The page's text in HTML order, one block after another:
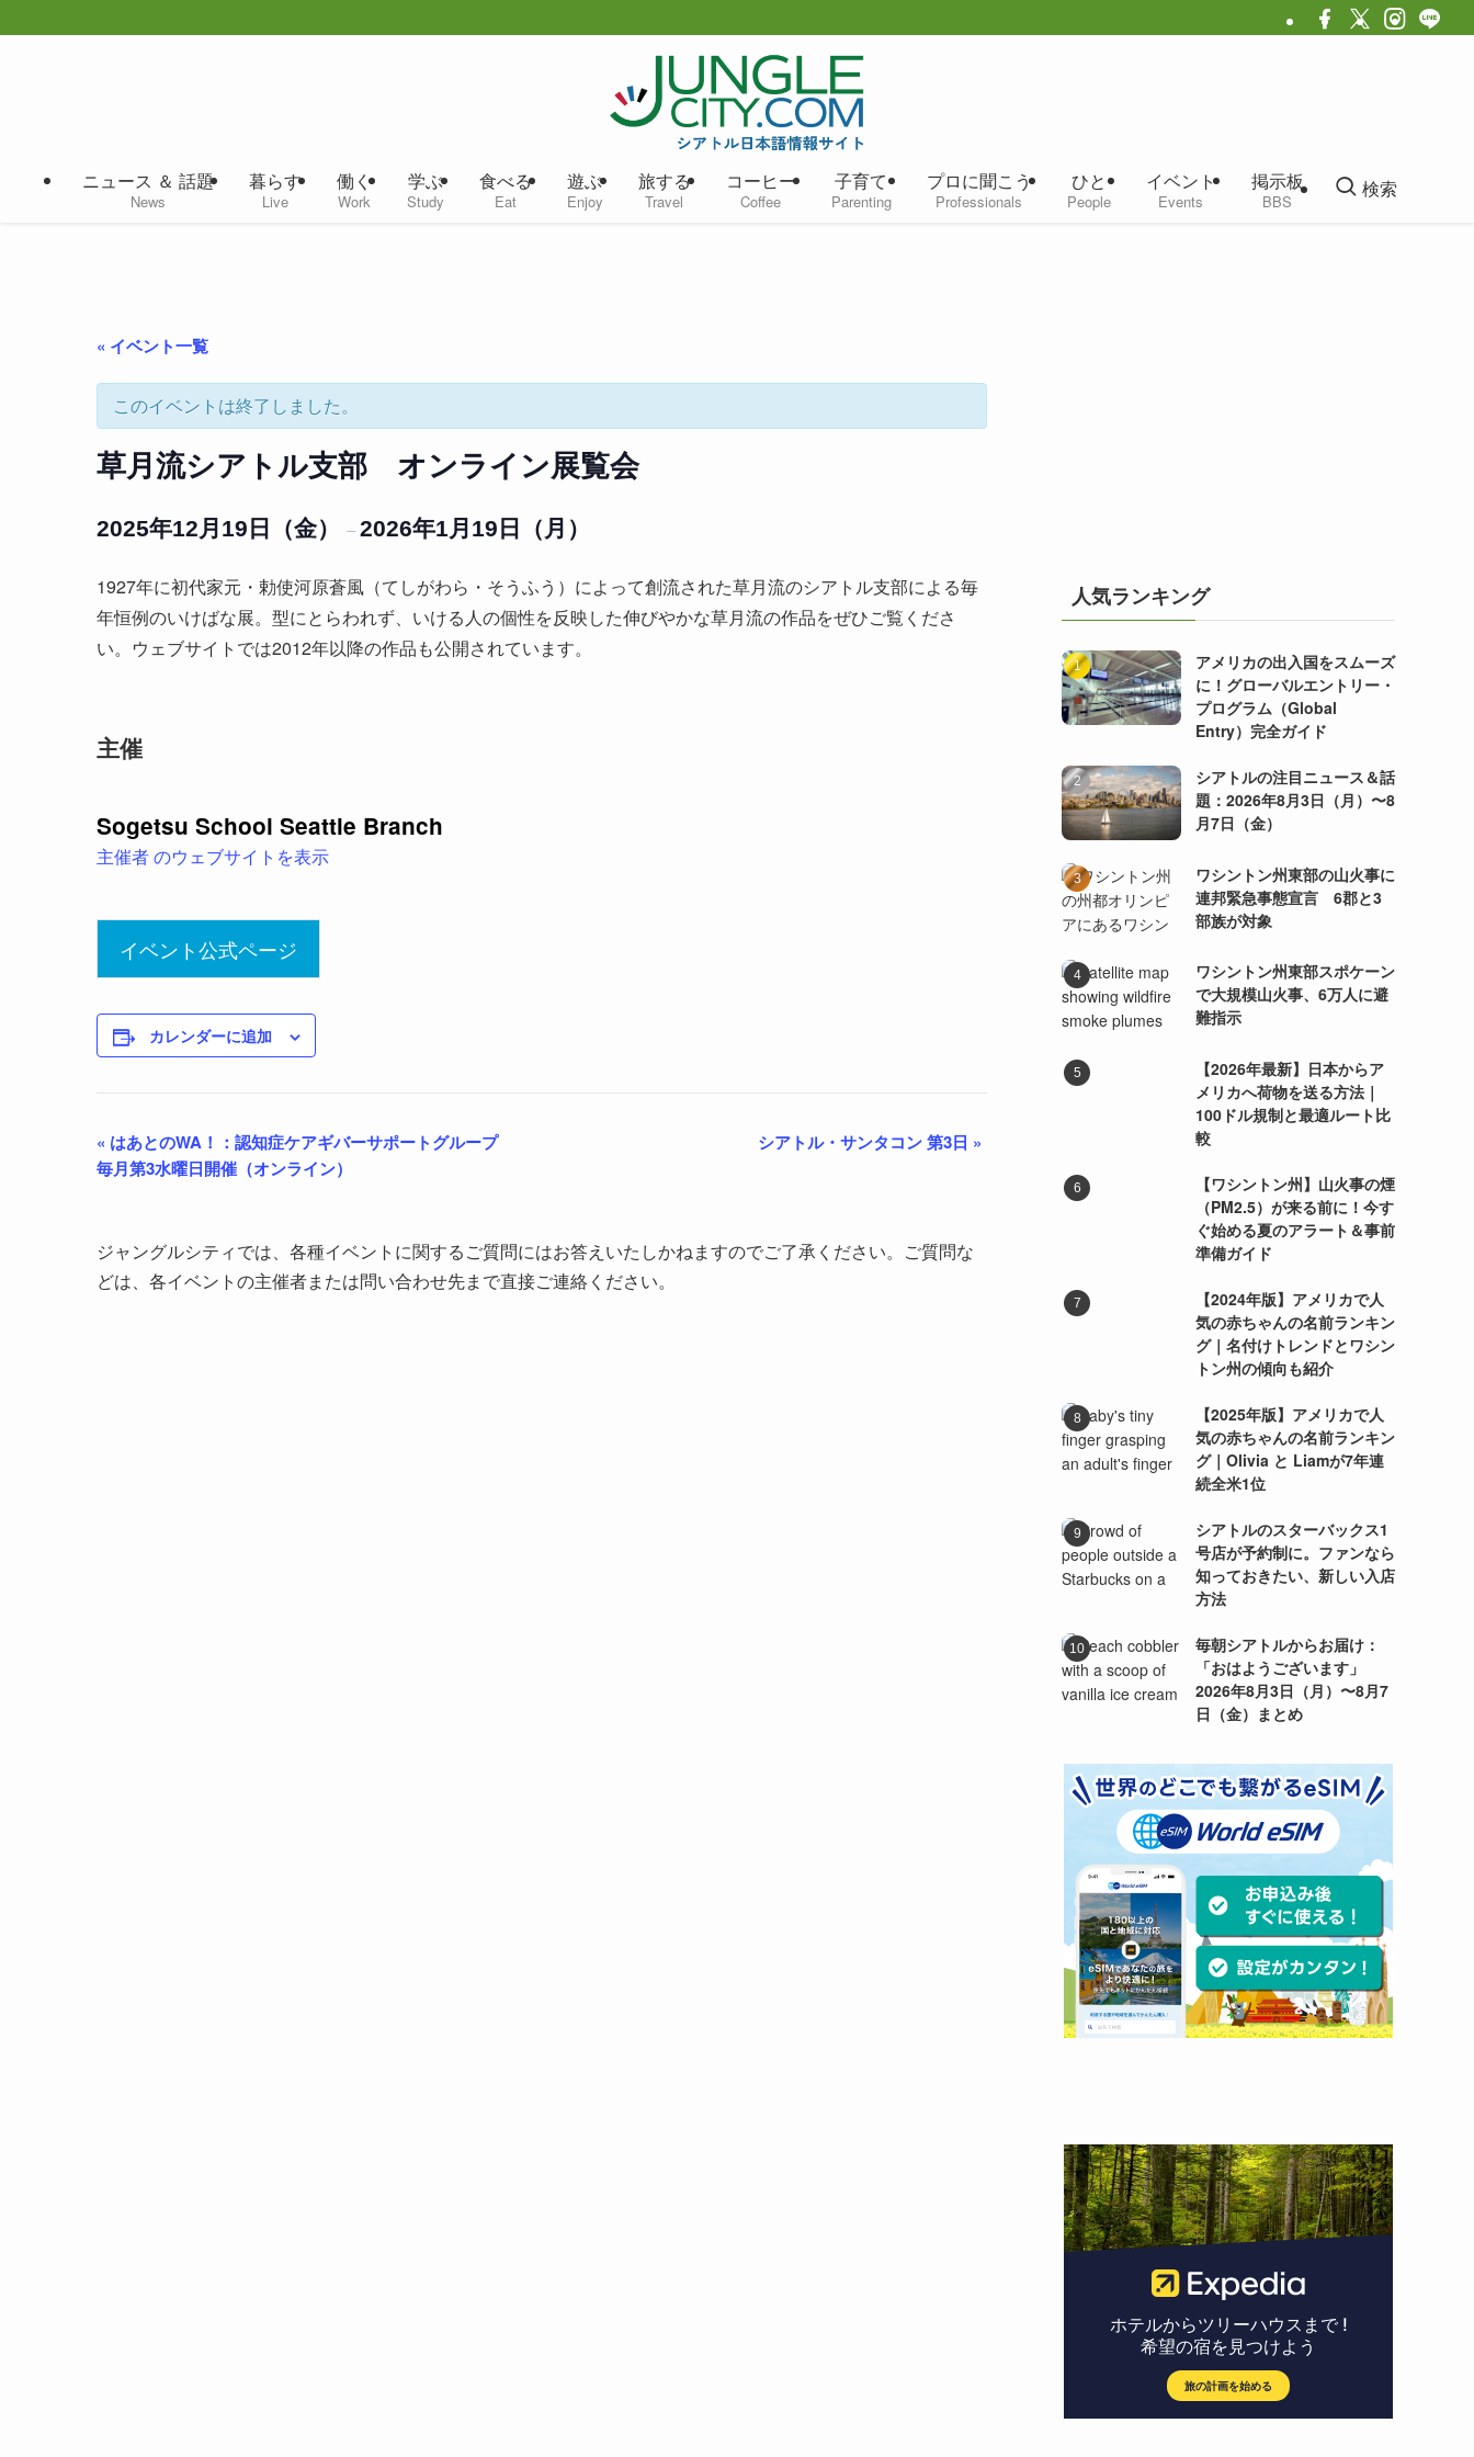
ニュース ＆ 話題
News
暮らす
Live
働く
Work
学ぶ
Study
食べる
Eat
遊ぶ
Enjoy
旅する
Travel
コーヒー
Coffee
子育て
Parenting
プロに聞こう
Professionals
ひと
People
イベント
Events
掲示板
BBS
検索
« イベント一覧
このイベントは終了しました。
草月流シアトル支部 オンライン展覧会
2025年12月19日（金） – 2026年1月19日（月）
1927年に初代家元・勅使河原蒼風（てしがわら・そうふう）によって創流された草月流のシアトル支部による毎
年恒例のいけばな展。型にとらわれず、いける人の個性を反映した伸びやかな草月流の作品をぜひご覧くださ
い。ウェブサイトでは2012年以降の作品も公開されています。
主催
Sogetsu School Seattle Branch
主催者 のウェブサイトを表示
イベント公式ページ
カレンダーに追加
« はあとのWA！：認知症ケアギバーサポートグループ
毎月第3水曜日開催（オンライン）
シアトル・サンタコン 第3日 »
ジャングルシティでは、各種イベントに関するご質問にはお答えいたしかねますのでご了承ください。ご質問な
どは、各イベントの主催者または問い合わせ先まで直接ご連絡ください。
人気ランキング
アメリカの出入国をスムーズ
に！グローバルエントリー・
プログラム（Global
Entry）完全ガイド
シアトルの注目ニュース＆話
題：2026年8月3日（月）〜8
月7日（金）
ワシントン州東部の山火事に
連邦緊急事態宣言 6郡と3
部族が対象
ワシントン州東部スポケーン
で大規模山火事、6万人に避
難指示
【2026年最新】日本からア
メリカへ荷物を送る方法｜
100ドル規制と最適ルート比
較
【ワシントン州】山火事の煙
（PM2.5）が来る前に！今す
ぐ始める夏のアラート＆事前
準備ガイド
【2024年版】アメリカで人
気の赤ちゃんの名前ランキン
グ｜名付けトレンドとワシン
トン州の傾向も紹介
【2025年版】アメリカで人
気の赤ちゃんの名前ランキン
グ｜Olivia と Liamが7年連
続全米1位
シアトルのスターバックス1
号店が予約制に。ファンなら
知っておきたい、新しい入店
方法
毎朝シアトルからお届け：
「おはようございます」
2026年8月3日（月）〜8月7
日（金）まとめ